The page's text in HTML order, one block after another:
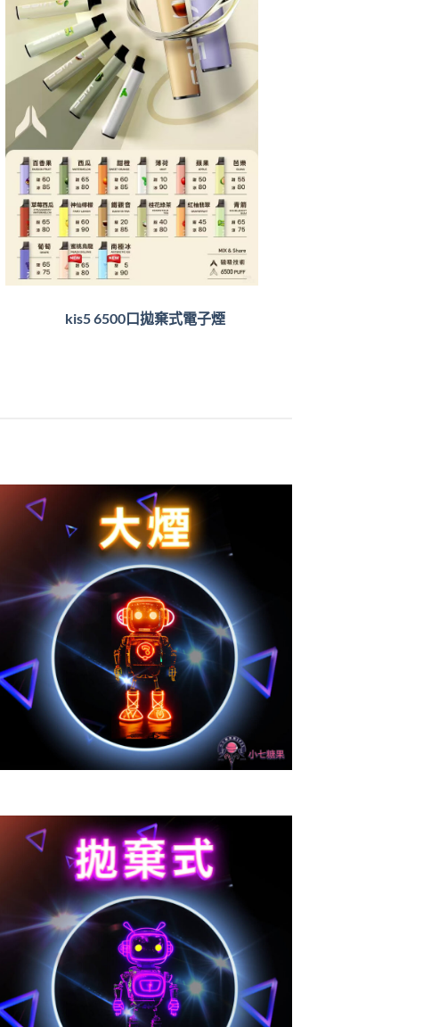
kis5 6500口拋棄式電子煙